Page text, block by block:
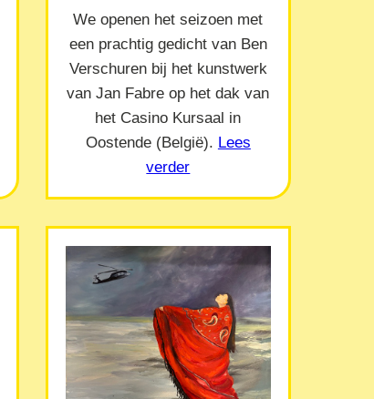
We openen het seizoen met
een prachtig gedicht van Ben
Verschuren bij het kunstwerk
van Jan Fabre op het dak van
het Casino Kursaal in
Oostende (België). Lees
verder